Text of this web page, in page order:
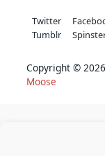
Twitter
Tumblr
Copyright ©
Moose